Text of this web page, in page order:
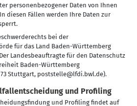
personenbezogener Daten von Ihnen
diesen Fällen werden Ihre Daten zur
bei der
für das Land Baden-Württemberg
Landesbeauftragte für den Datenschutz
Baden-Württemberg
Stuttgart, poststelle@lfdi.bwl.de).
und Profiling
und Profiling findet auf